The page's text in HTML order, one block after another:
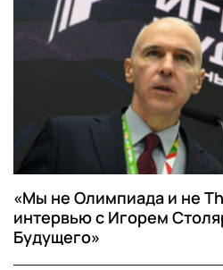
«Мы не Олимпиада и не
интервью с Игорем
Будущего»